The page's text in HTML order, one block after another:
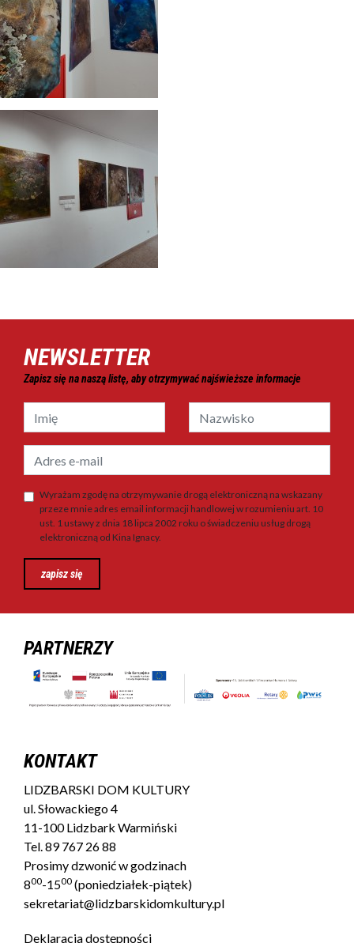
NEWSLETTER
Zapisz się na naszą listę, aby otrzymywać najświeższe informacje
Wyrażam zgodę na otrzymywanie drogą elektroniczną na wskazany
przeze mnie adres email informacji handlowej w rozumieniu art. 10
ust. 1 ustawy z dnia 18 lipca 2002 roku o świadczeniu usług drogą
elektroniczną od Kina Ignacy.
zapisz się
PARTNERZY
KONTAKT
LIDZBARSKI DOM KULTURY
ul. Słowackiego 4
11-100 Lidzbark Warmiński
Tel.89 767 26 88
Prosimy dzwonić w godzinach
800-1500 (poniedziałek-piątek)
sekretariat@lidzbarskidomkultury.pl
Deklaracja dostępności